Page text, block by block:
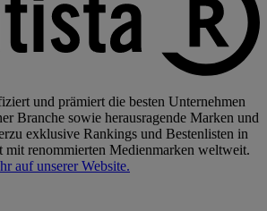
und prämiert die besten Unternehmen
Branche sowie herausragende Marken und
exklusive Rankings und Bestenlisten in
mit renommierten Medienmarken weltweit.
auf unserer Website.